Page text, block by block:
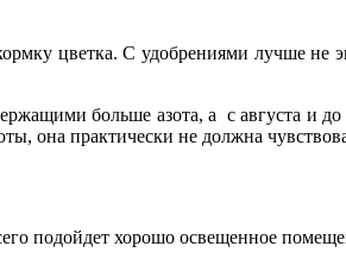
цветка. С удобрениями лучше не
больше азота, а с августа и
она практически не должна
подойдет хорошо освещенное